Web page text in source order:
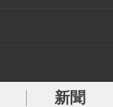
新聞